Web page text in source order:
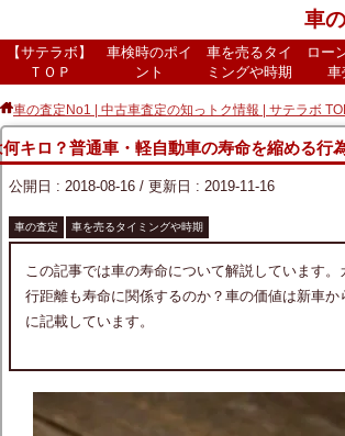
車
【サテラボ】
ＴＯＰ
車検時のポイ
ント
車を売るタイ
ミングや時期
ロー
車
車の査定No1 | 中古車査定の知っトク情報 | サテラボ
キロ？普通車・軽自動車の寿命を縮める行
公開日 : 2018-08-16/ 更新日 : 2019-11-16
車の査定 車を売るタイミングや時期
この記事では車の寿命について解説しています
行距離も寿命に関係するのか？車の価値は新車
に記載しています。